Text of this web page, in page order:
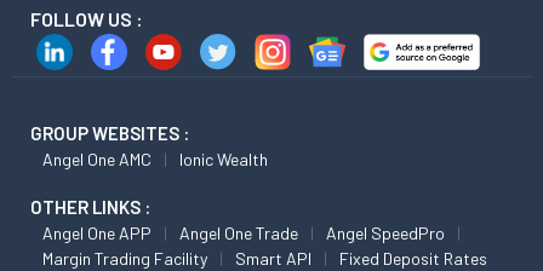
FOLLOW US :
GROUP WEBSITES :
Angel One AMC Ionic Wealth
OTHER LINKS :
Angel One APP Angel One Trade
Angel SpeedPro
Margin Trading Facility
Smart API Fixed Deposit Rates